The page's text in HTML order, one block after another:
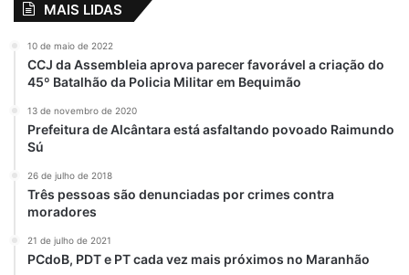
MAIS LIDAS
10 de maio de 2022
CCJ da Assembleia aprova parecer favorável a criação do
45º Batalhão da Policia Militar em Bequimão
13 de novembro de 2020
Prefeitura de Alcântara está asfaltando povoado Raimundo
Sú
26 de julho de 2018
Três pessoas são denunciadas por crimes contra
moradores
21 de julho de 2021
PCdoB, PDT e PT cada vez mais próximos no Maranhão